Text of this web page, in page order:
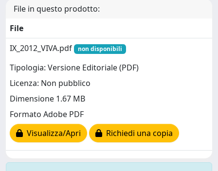
File in questo prodotto:
File
IX_2012_VIVA.pdf
non disponibili
Tipologia: Versione Editoriale (PDF)
Licenza: Non pubblico
Dimensione 1.67 MB
Formato Adobe PDF
Visualizza/Apri
Richiedi una copia